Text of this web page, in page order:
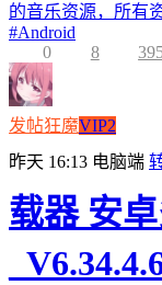
的音乐资源，所有
#Android
0
8
发帖狂魔VIP2
昨天 16:13 电脑端
载器 安